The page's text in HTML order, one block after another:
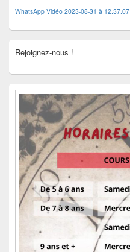
WhatsApp Vidéo 2023-08-31 à 12.37.07
Rejoignez-nous !